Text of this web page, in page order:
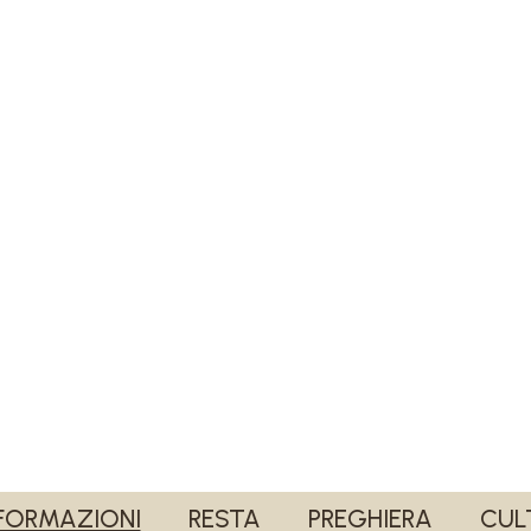
RESTA PREGHIERA